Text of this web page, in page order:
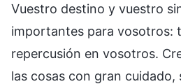
Vuestro destino y vuestro
importantes para vosotros:
repercusión en vosotros.
las cosas con gran cuidado,